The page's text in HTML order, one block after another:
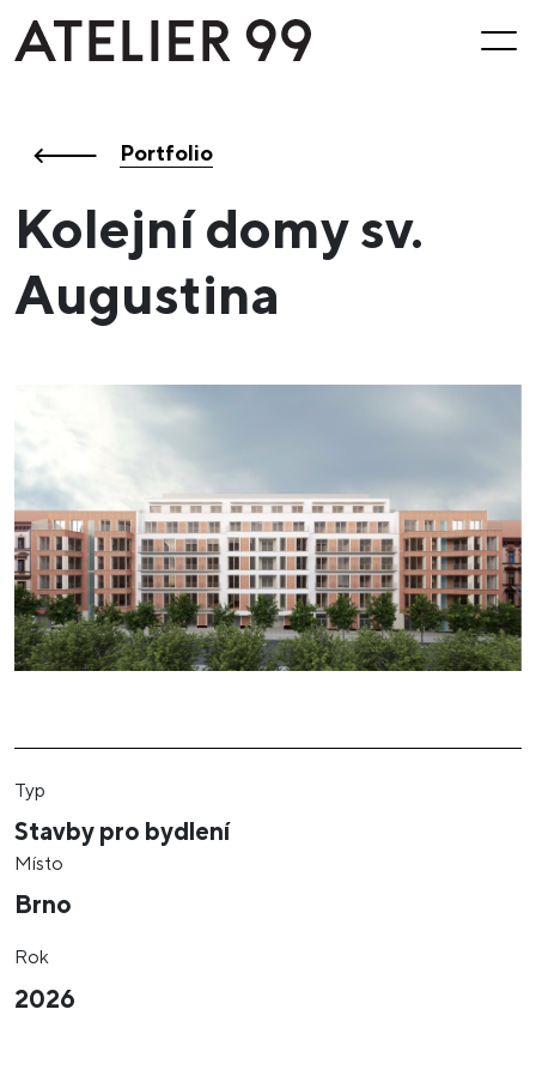
Portfolio
Kolejní domy sv.
Augustina
Typ
Stavby pro bydlení
Místo
Brno
Rok
2026